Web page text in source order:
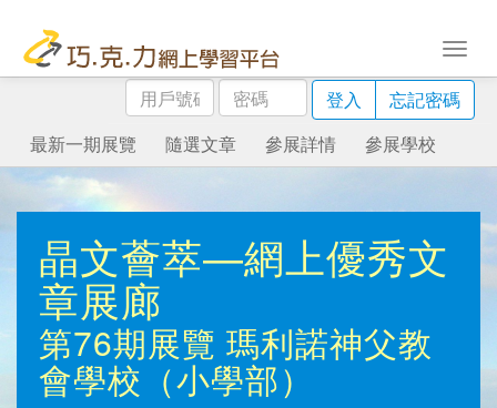
用
戶
號
碼
密
碼
登入
忘記密碼
最新一期展覽
隨選文章 參展詳情 參展學校
晶文薈萃—網上優秀文
章展廊
第76期展覽 瑪利諾神父教
會學校（小學部）